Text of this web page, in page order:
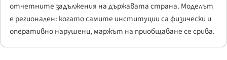
отчетните задължения на държавата страна. Моделът
е регионален: когато самите институции са физически и
оперативно нарушени, маржът на приобщаване се срива.